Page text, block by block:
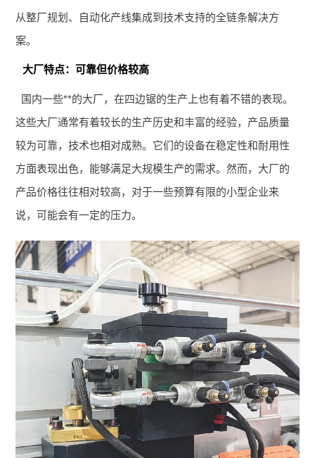
从整厂规划、自动化产线集成到技术支持的全链条解决方
案。
大厂特点：可靠但价格较高
国内一些**的大厂，在四边锯的生产上也有着不错的表现。
这些大厂通常有着较长的生产历史和丰富的经验，产品质量
较为可靠，技术也相对成熟。它们的设备在稳定性和耐用性
方面表现出色，能够满足大规模生产的需求。然而，大厂的
产品价格往往相对较高，对于一些预算有限的小型企业来
说，可能会有一定的压力。